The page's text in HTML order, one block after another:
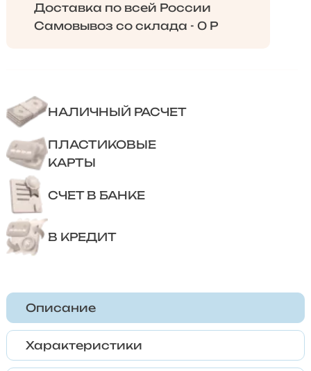
Доставка по всей России
Самовывоз со склада - 0 Р
НАЛИЧНЫЙ РАСЧЕТ
ПЛАСТИКОВЫЕ
КАРТЫ
СЧЕТ В БАНКЕ
В КРЕДИТ
Описание
Характеристики